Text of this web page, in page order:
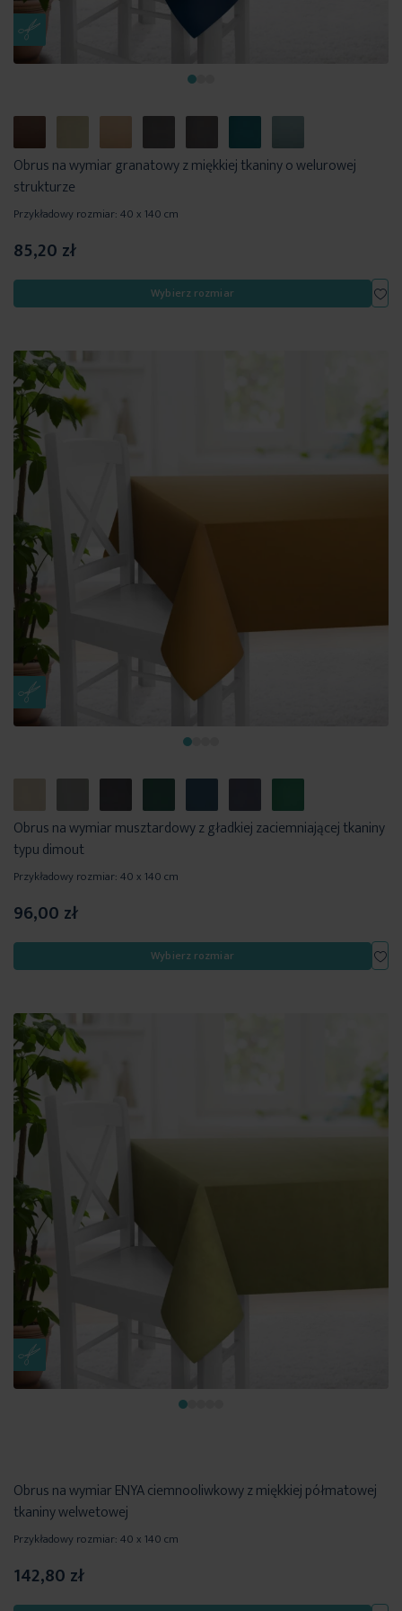
Obrus na wymiar granatowy z miękkiej tkaniny o welurowej
strukturze
Przykładowy rozmiar: 40 x 140 cm
85,20 zł
Wybierz rozmiar
Obrus na wymiar musztardowy z gładkiej zaciemniającej tkaniny
typu dimout
Przykładowy rozmiar: 40 x 140 cm
96,00 zł
Wybierz rozmiar
Obrus na wymiar ENYA ciemnooliwkowy z miękkiej półmatowej
tkaniny welwetowej
Przykładowy rozmiar: 40 x 140 cm
142,80 zł